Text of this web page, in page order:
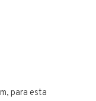
para esta